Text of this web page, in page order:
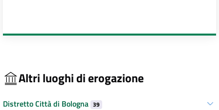
Altri luoghi di erogazione
Distretto Città di Bologna 39